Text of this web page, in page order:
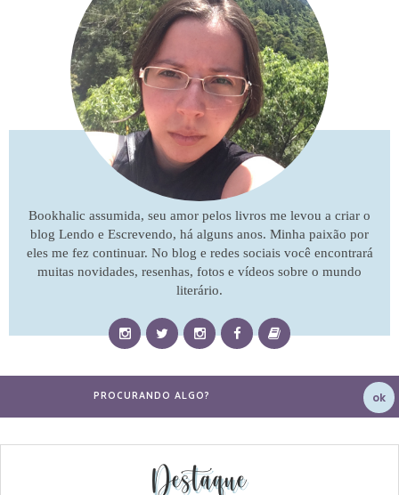
Bookhalic assumida, seu amor pelos livros me levou a criar o
blog Lendo e Escrevendo, há alguns anos. Minha paixão por
eles me fez continuar. No blog e redes sociais você encontrará
muitas novidades, resenhas, fotos e vídeos sobre o mundo
literário.
Destaque